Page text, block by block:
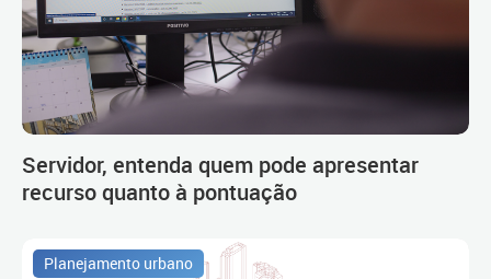
Servidor, entenda quem pode apresentar
recurso quanto à pontuação
Planejamento urbano